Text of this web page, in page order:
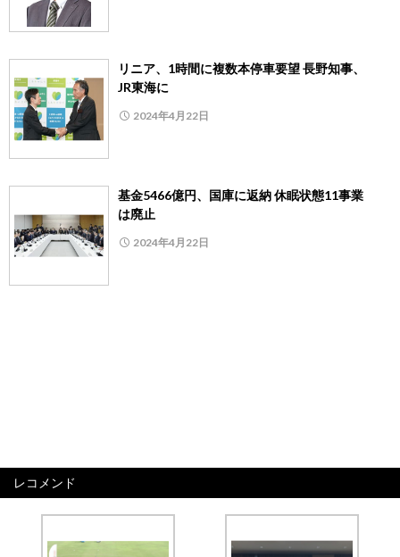
リニア、1時間に複数本停車要望 長野知事、
JR東海に
2024年4月22日
基金5466億円、国庫に返納 休眠状態11事業
は廃止
2024年4月22日
レコメンド